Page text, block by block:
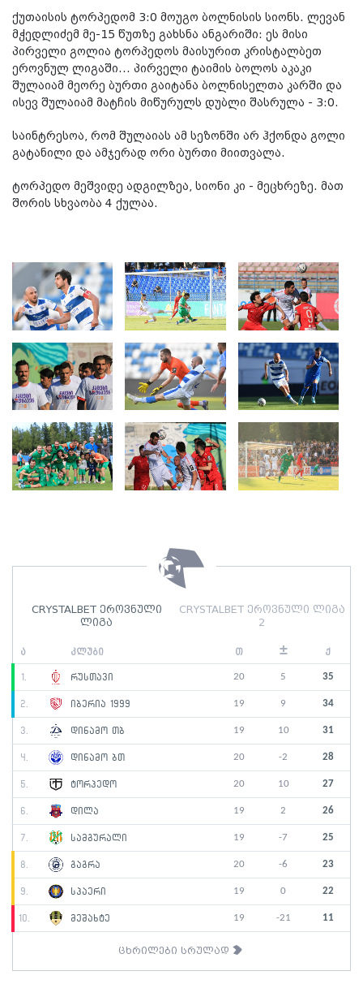
CRYSTALBET ეროვნული
ლიგა
CRYSTALBET ეროვნული ლიგა
2
ა კლუბი თ ± ქ
1. რუსთავი 20 5 35
2. იბერია 1999 19 9 34
3. დინამო თბ 19 10 31
4. დინამო ბთ 20 -2 28
5. ტორპედო 20 10 27
6. დილა 19 2 26
7. სამგურალი 19 -7 25
8. გაგრა 20 -6 23
9. სპაერი 19 0 22
10. მეშახტე 19 -21 11
ცხრილები სრულად
ქუთაისის ტორპედომ 3:0 მოუგო ბოლნისის სიონს. ლევან
მჭედლიძემ მე-15 წუთზე გახსნა ანგარიში: ეს მისი
პირველი გოლია ტორპედოს მაისურით კრისტალბეთ
ეროვნულ ლიგაში... პირველი ტაიმის ბოლოს აკაკი
შულაიამ მეორე ბურთი გაიტანა ბოლნისელთა კარში და
ისევ შულაიამ მატჩის მიწურულს დუბლი შასრულა - 3:0.
საინტრესოა, რომ შულაიას ამ სეზონში არ ჰქონდა გოლი
გატანილი და ამჯერად ორი ბურთი მიითვალა.
ტორპედო მეშვიდე ადგილზეა, სიონი კი - მეცხრეზე. მათ
შორის სხვაობა 4 ქულაა.